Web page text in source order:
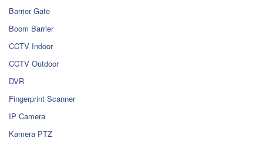
Barrier Gate
Boom Barrier
CCTV Indoor
CCTV Outdoor
DVR
Fingerprint Scanner
IP Camera
Kamera PTZ